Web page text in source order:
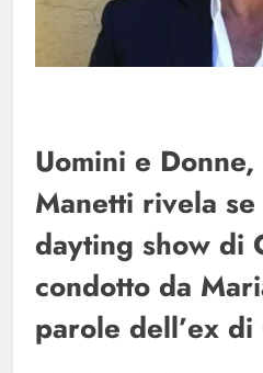
Uomini e
Manetti rivela
dayting show di
condotto da
parole dell’ex di